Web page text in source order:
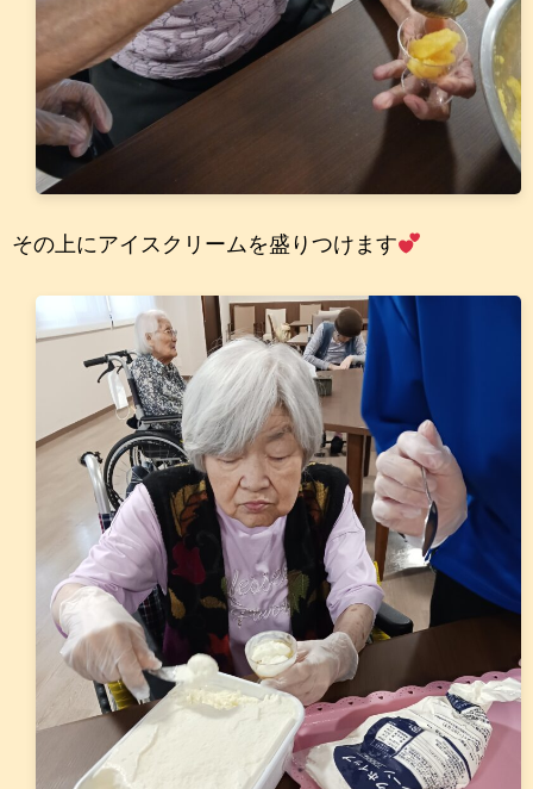
その上にアイスクリームを盛りつけます